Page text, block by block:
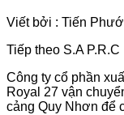
Viết bởi : Tiến
Tiếp theo S.A
Công ty cổ phần
Royal 27 vận
cảng Quy Nhơn để